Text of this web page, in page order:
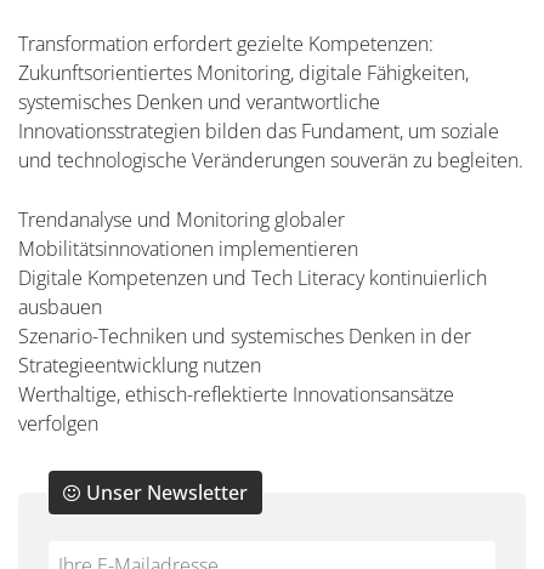
Transformation erfordert gezielte Kompetenzen:
Zukunftsorientiertes Monitoring, digitale Fähigkeiten,
systemisches Denken und verantwortliche
Innovationsstrategien bilden das Fundament, um soziale
und technologische Veränderungen souverän zu begleiten.
Trendanalyse und Monitoring globaler
Mobilitätsinnovationen implementieren
Digitale Kompetenzen und Tech Literacy kontinuierlich
ausbauen
Szenario-Techniken und systemisches Denken in der
Strategieentwicklung nutzen
Werthaltige, ethisch-reflektierte Innovationsansätze
verfolgen
Do
Unser Newsletter
*Ihre